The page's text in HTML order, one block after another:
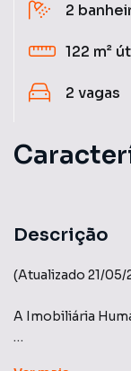
2
122 m²
2 vagas
Decorado
Descrição
(Atualizado 21/05/
A Imobiliária